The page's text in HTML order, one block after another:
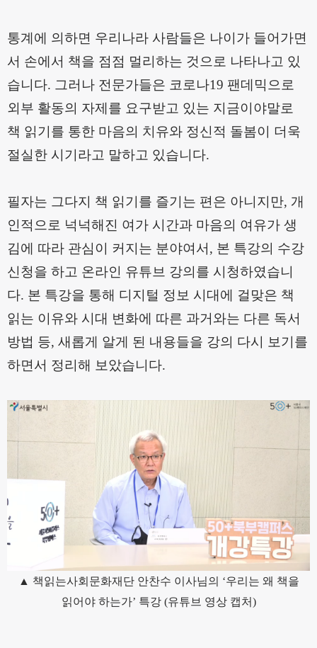
통계에 의하면 우리나라 사람들은 나이가 들어가면
서 손에서 책을 점점 멀리하는 것으로 나타나고 있
습니다. 그러나 전문가들은 코로나19 팬데믹으로
외부 활동의 자제를 요구받고 있는 지금이야말로
책 읽기를 통한 마음의 치유와 정신적 돌봄이 더욱
절실한 시기라고 말하고 있습니다.
필자는 그다지 책 읽기를 즐기는 편은 아니지만, 개
인적으로 넉넉해진 여가 시간과 마음의 여유가 생
김에 따라 관심이 커지는 분야여서 , 본 특강의 수강
신청을 하고 온라인 유튜브 강의를 시청하였습니
다. 본 특강을 통해 디지털 정보 시대에 걸맞은 책
읽는 이유와 시대 변화에 따른 과거와는 다른 독서
방법 등, 새롭게 알게 된 내용들을 강의 다시 보기를
하면서 정리해 보았습니다.
▲ 책읽는사회문화재단 안찬수 이사님의 ‘우리는 왜 책을
읽어야 하는가’ 특강 (유튜브 영상 캡처)